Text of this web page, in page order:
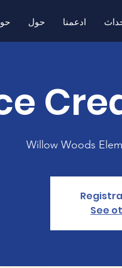
حول ادعمنا
Willow Woods
See